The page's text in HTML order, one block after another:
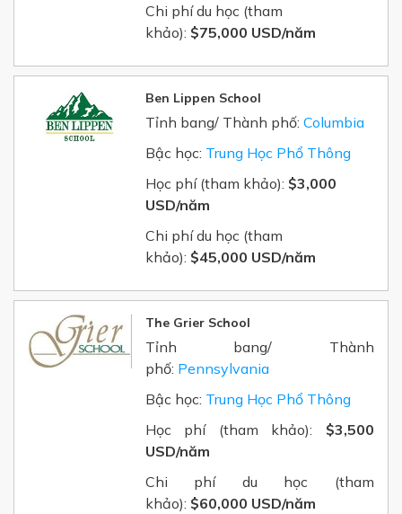
Chi phí du học (tham
khảo): $75,000 USD/năm
Ben Lippen School
Tỉnh bang/ Thành phố: Columbia
Bậc học: Trung Học Phổ Thông
Học phí (tham khảo): $3,000
USD/năm
Chi phí du học (tham
khảo): $45,000 USD/năm
The Grier School
Tỉnh bang/ Thành
phố: Pennsylvania
Bậc học: Trung Học Phổ Thông
Học phí (tham khảo): $3,500
USD/năm
Chi phí du học (tham
khảo): $60,000 USD/năm